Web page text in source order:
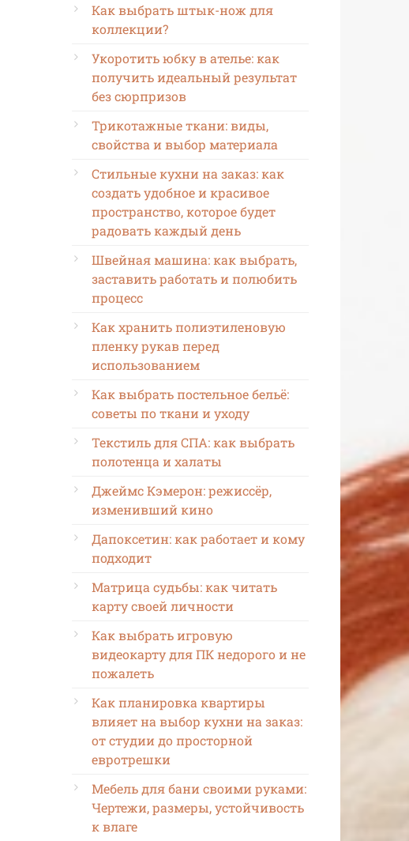
Как выбрать штык-нож для
коллекции?
Укоротить юбку в ателье: как
получить идеальный результат
без сюрпризов
Трикотажные ткани: виды,
свойства и выбор материала
Стильные кухни на заказ: как
создать удобное и красивое
пространство, которое будет
радовать каждый день
Швейная машина: как выбрать,
заставить работать и полюбить
процесс
Как хранить полиэтиленовую
пленку рукав перед
использованием
Как выбрать постельное бельё:
советы по ткани и уходу
Текстиль для СПА: как выбрать
полотенца и халаты
Джеймс Кэмерон: режиссёр,
изменивший кино
Дапоксетин: как работает и кому
подходит
Матрица судьбы: как читать
карту своей личности
Как выбрать игровую
видеокарту для ПК недорого и не
пожалеть
Как планировка квартиры
влияет на выбор кухни на заказ:
от студии до просторной
евротрешки
Мебель для бани своими руками:
Чертежи, размеры, устойчивость
к влаге